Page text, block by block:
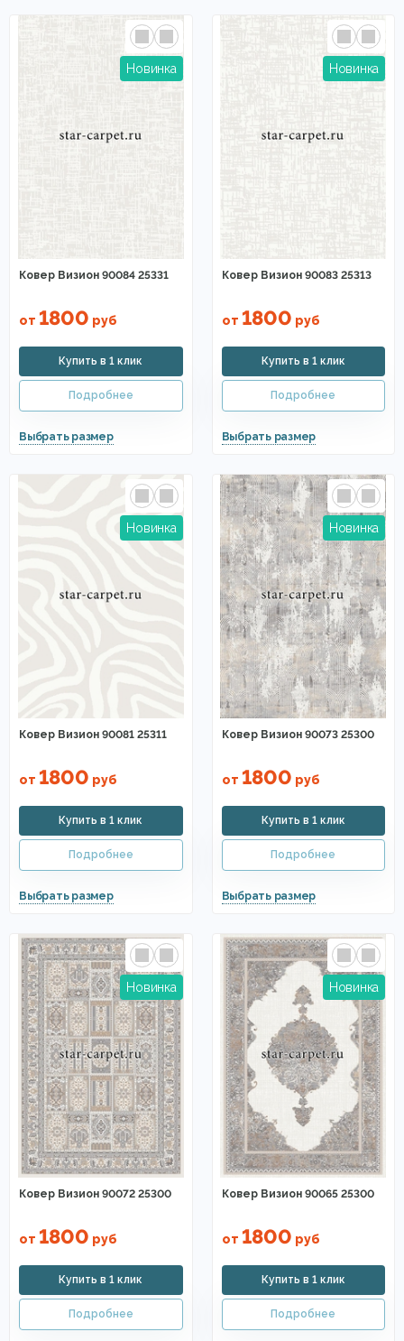
Ковер Визион 90084 25331
от 1800 руб
Ковер Визион 90083 25313
от 1800 руб
Ковер Визион 90081 25311
от 1800 руб
Ковер Визион 90073 25300
от 1800 руб
Ковер Визион 90072 25300
от 1800 руб
Ковер Визион 90065 25300
от 1800 руб